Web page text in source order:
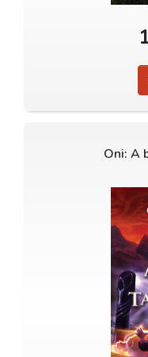
Oni: A